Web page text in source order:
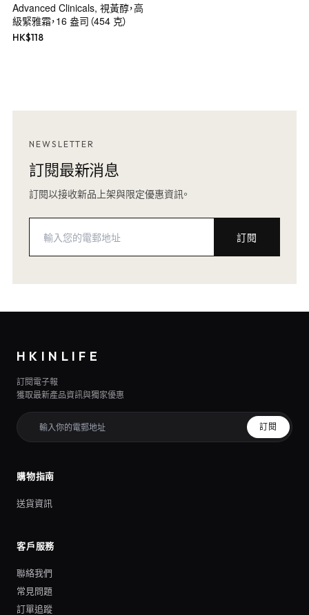
Advanced Clinicals, 視黃醇，高
級緊雅霜，16 盎司（454 克）
HK$118
NEWSLETTER
訂閱最新消息
訂閱以接收新品上架與限定優惠資訊。
訂閱
HKINLIFE
訂閱電子報
獲取最新產品資訊與獨家優惠
訂閱
購物指南
送貨資訊
客戶服務
聯絡我們
常見問題
訂單追蹤